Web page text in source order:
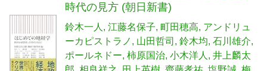
時代の見方 (朝日新書)
鈴木一人 江藤名保子 町田穂高 アンドリュ
ーカピストラノ
山田哲司 鈴木均 石川雄介
ポールネドー 柿原国治 小木洋人
井上麟太